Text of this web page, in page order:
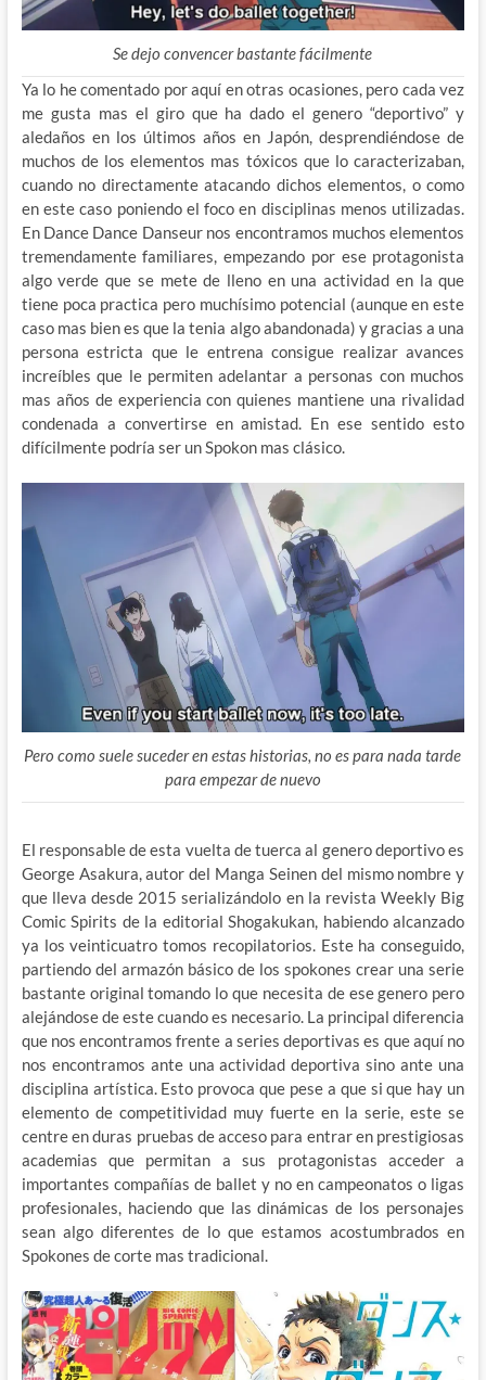
Se dejo convencer bastante fácilmente
Ya lo he comentado por aquí en otras ocasiones, pero cada vez
me gusta mas el giro que ha dado el genero “deportivo” y
aledaños en los últimos años en Japón, desprendiéndose de
muchos de los elementos mas tóxicos que lo caracterizaban,
cuando no directamente atacando dichos elementos, o como
en este caso poniendo el foco en disciplinas menos utilizadas.
En Dance Dance Danseur nos encontramos muchos elementos
tremendamente familiares, empezando por ese protagonista
algo verde que se mete de lleno en una actividad en la que
tiene poca practica pero muchísimo potencial (aunque en este
caso mas bien es que la tenia algo abandonada) y gracias a una
persona estricta que le entrena consigue realizar avances
increíbles que le permiten adelantar a personas con muchos
mas años de experiencia con quienes mantiene una rivalidad
condenada a convertirse en amistad. En ese sentido esto
difícilmente podría ser un Spokon mas clásico.
Pero como suele suceder en estas historias, no es para nada tarde
para empezar de nuevo
El responsable de esta vuelta de tuerca al genero deportivo es
George Asakura, autor del Manga Seinen del mismo nombre y
que lleva desde 2015 serializándolo en la revista Weekly Big
Comic Spirits de la editorial Shogakukan, habiendo alcanzado
ya los veinticuatro tomos recopilatorios. Este ha conseguido,
partiendo del armazón básico de los spokones crear una serie
bastante original tomando lo que necesita de ese genero pero
alejándose de este cuando es necesario. La principal diferencia
que nos encontramos frente a series deportivas es que aquí no
nos encontramos ante una actividad deportiva sino ante una
disciplina artística. Esto provoca que pese a que si que hay un
elemento de competitividad muy fuerte en la serie, este se
centre en duras pruebas de acceso para entrar en prestigiosas
academias que permitan a sus protagonistas acceder a
importantes compañías de ballet y no en campeonatos o ligas
profesionales, haciendo que las dinámicas de los personajes
sean algo diferentes de lo que estamos acostumbrados en
Spokones de corte mas tradicional.